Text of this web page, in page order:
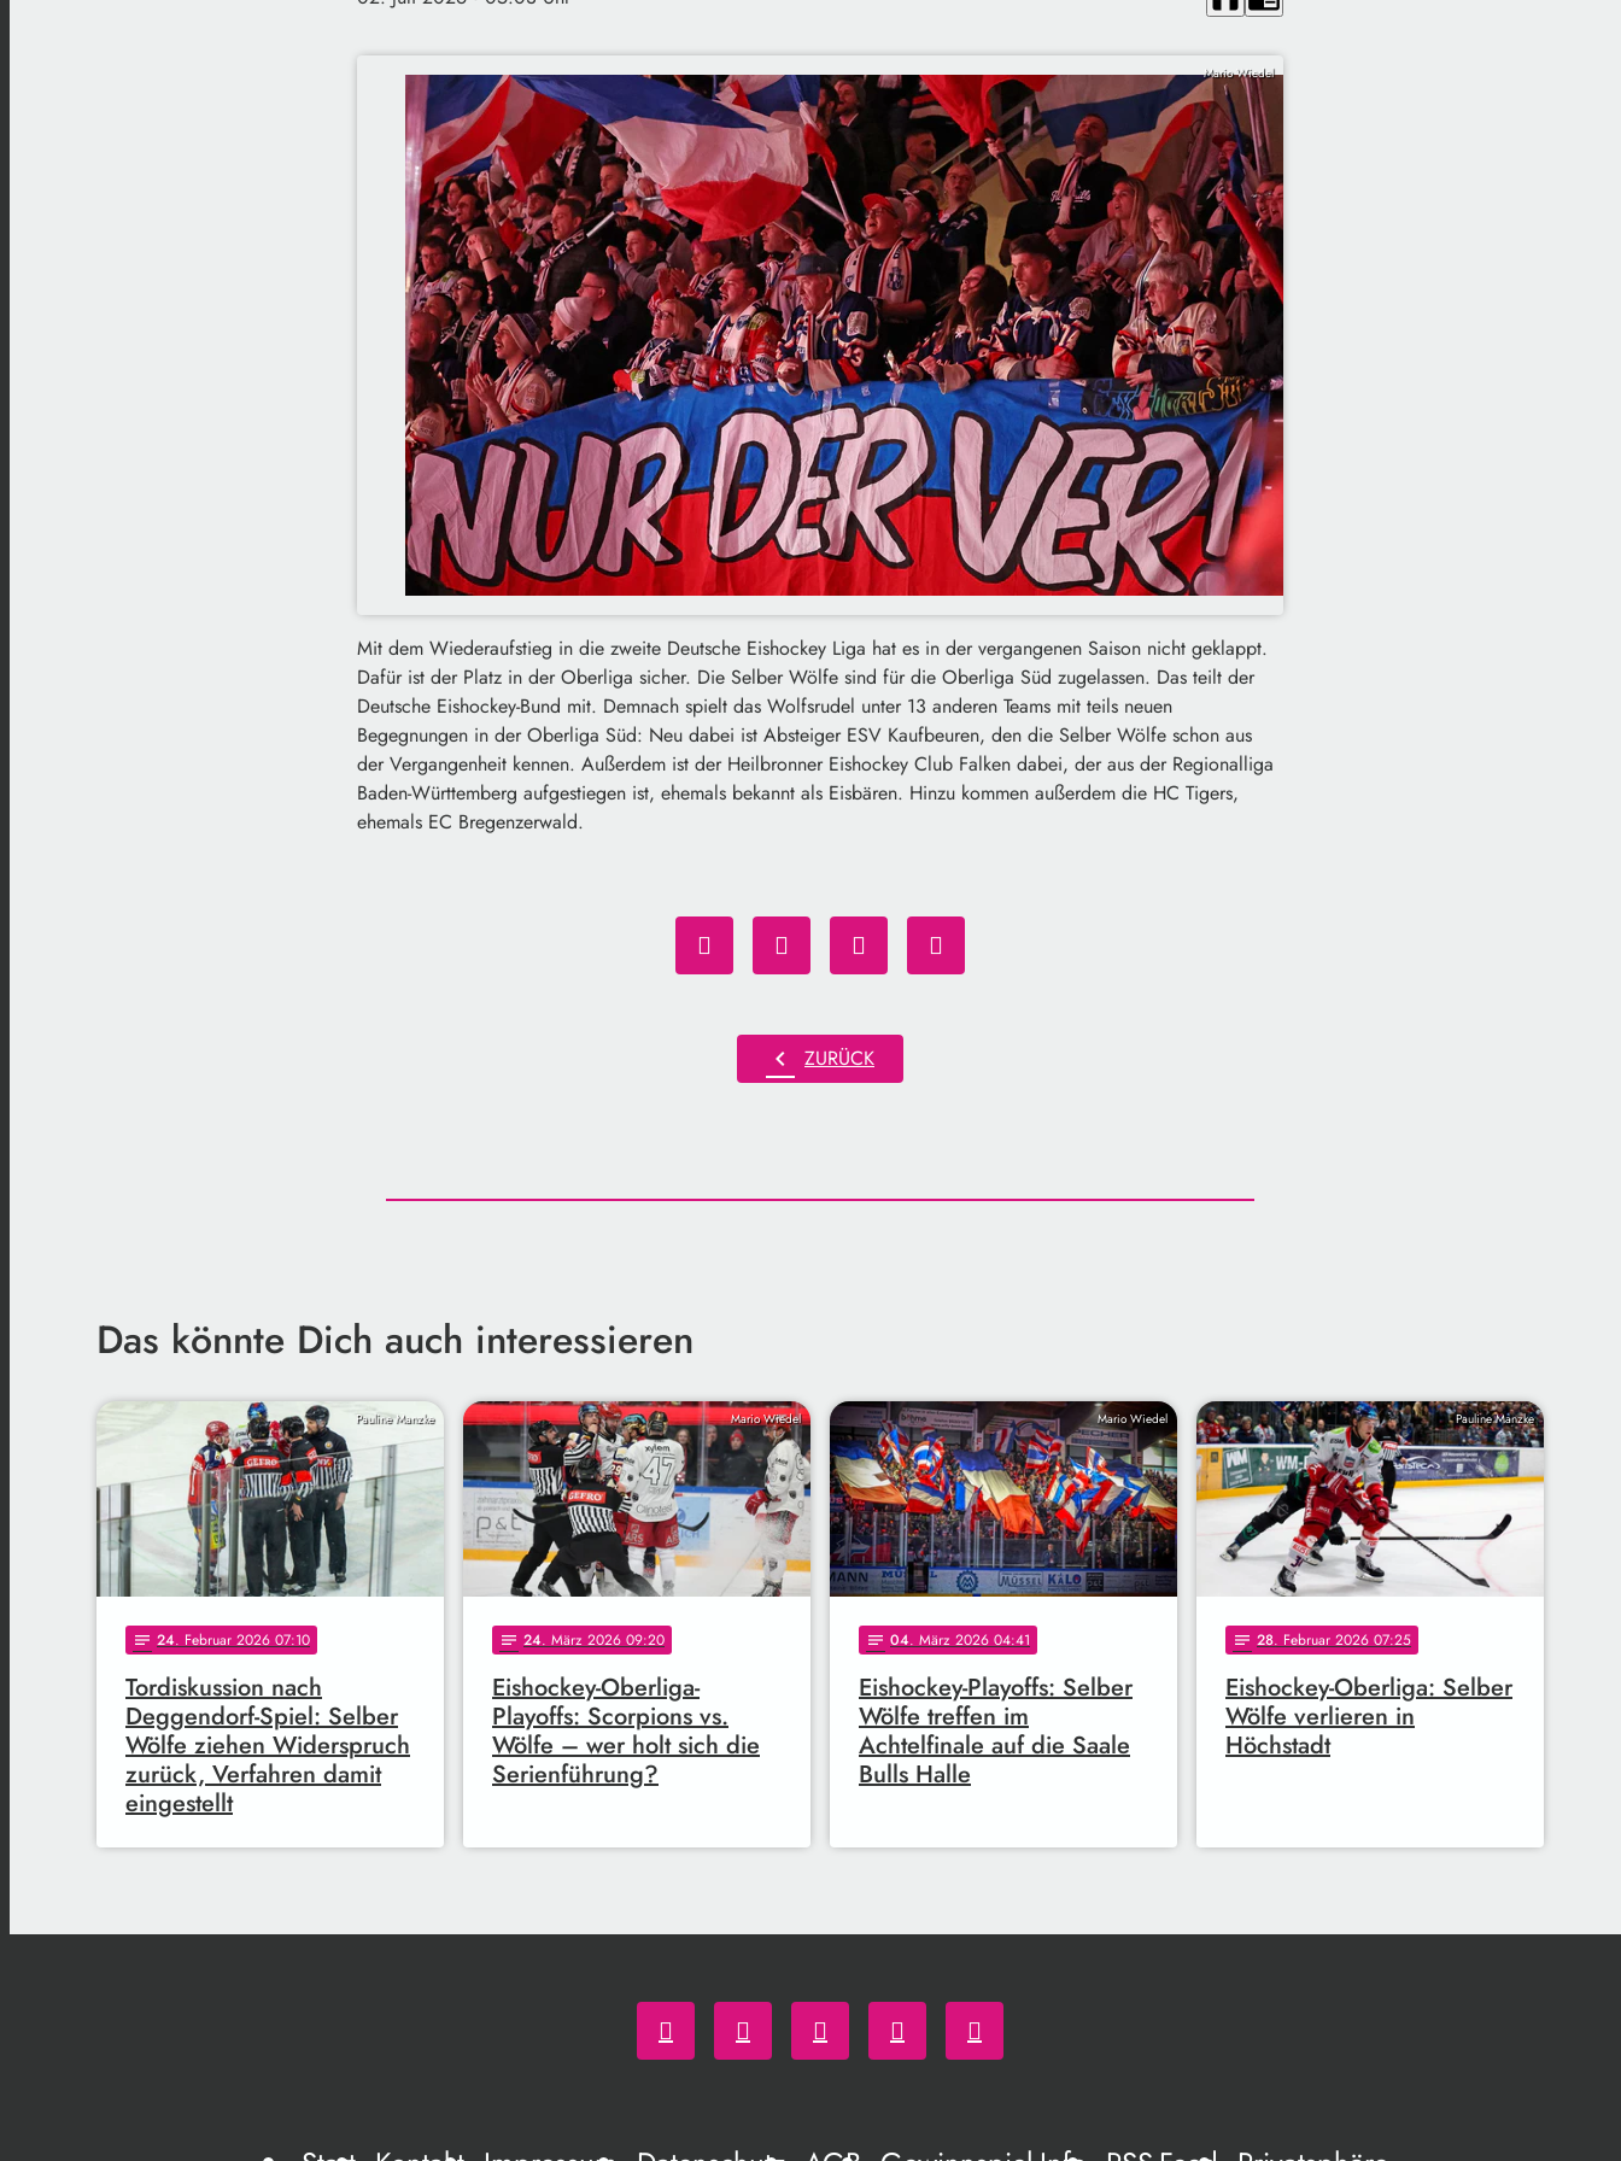
Mario Wiedel
Mit dem Wiederaufstieg in die zweite Deutsche Eishockey Liga hat es in der vergangenen Saison nicht geklappt.
Dafür ist der Platz in der Oberliga sicher. Die Selber Wölfe sind für die Oberliga Süd zugelassen. Das teilt der
Deutsche Eishockey-Bund mit. Demnach spielt das Wolfsrudel unter 13 anderen Teams mit teils neuen
Begegnungen in der Oberliga Süd: Neu dabei ist Absteiger ESV Kaufbeuren, den die Selber Wölfe schon aus
der Vergangenheit kennen. Außerdem ist der Heilbronner Eishockey Club Falken dabei, der aus der Regionalliga
Baden-Württemberg aufgestiegen ist, ehemals bekannt als Eisbären. Hinzu kommen außerdem die HC Tigers,
ehemals EC Bregenzerwald.
chevron_left ZURÜCK
Das könnte Dich auch interessieren
Pauline Manzke
notes 24. Februar 2026 07:10
Tordiskussion nach
Deggendorf-Spiel: Selber
Wölfe ziehen Widerspruch
zurück, Verfahren damit
eingestellt
Mario Wiedel
notes 24. März 2026 09:20
Eishockey-Oberliga-
Playoffs: Scorpions vs.
Wölfe – wer holt sich die
Serienführung?
Mario Wiedel
notes 04. März 2026 04:41
Eishockey-Playoffs: Selber
Wölfe treffen im
Achtelfinale auf die Saale
Bulls Halle
Pauline Manzke
notes 28. Februar 2026 07:25
Eishockey-Oberliga: Selber
Wölfe verlieren in
Höchstadt